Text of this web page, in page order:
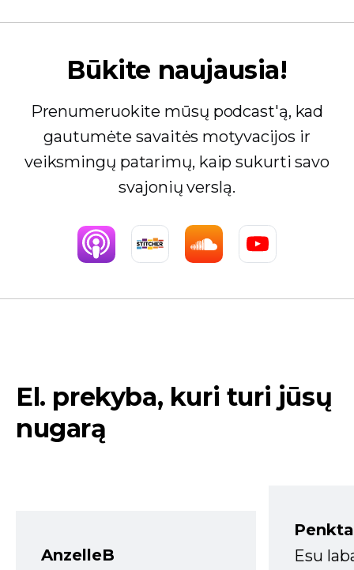
Būkite naujausia!
Prenumeruokite mūsų podcast'ą, kad
gautumėte savaitės motyvacijos ir
veiksmingų patarimų, kaip sukurti savo
svajonių verslą.
El. prekyba, kuri turi jūsų
nugarą
AnzelleB
Esu